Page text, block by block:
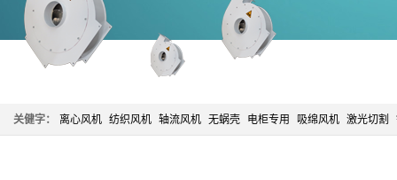
关健字： 离心风机 纺织风机 轴流风机 无蜗壳 电柜专用 吸绵风机 激光切割